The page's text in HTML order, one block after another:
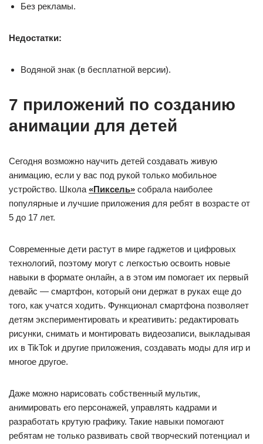
Без рекламы.
Недостатки:
Водяной знак (в бесплатной версии).
7 приложений по созданию
анимации для детей
Сегодня возможно научить детей создавать живую
анимацию, если у вас под рукой только мобильное
устройство. Школа «Пиксель» собрала наиболее
популярные и лучшие приложения для ребят в возрасте от
5 до 17 лет.
Современные дети растут в мире гаджетов и цифровых
технологий, поэтому могут с легкостью освоить новые
навыки в формате онлайн, а в этом им помогает их первый
девайс — смартфон, который они держат в руках еще до
того, как учатся ходить. Функционал смартфона позволяет
детям экспериментировать и креативить: редактировать
рисунки, снимать и монтировать видеозаписи, выкладывая
их в TikTok и другие приложения, создавать моды для игр и
многое другое.
Даже можно нарисовать собственный мультик,
анимировать его персонажей, управлять кадрами и
разработать крутую графику. Такие навыки помогают
ребятам не только развивать свой творческий потенциал и